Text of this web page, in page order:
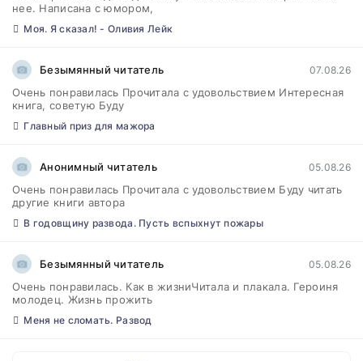
нее. Написана с юмором,
Моя. Я сказал! - Оливия Лейк
Безымянный читатель 07.08.26
Очень понравилась Прочитала с удовольствием Интересная
книга, советую Буду
Главный приз для мажора
Анонимный читатель 05.08.26
Очень понравилась Прочитала с удовольствием Буду читать
другие книги автора
В годовщину развода. Пусть вспыхнут пожары
Безымянный читатель 05.08.26
Очень понравилась. Как в жизниЧитала и плакала. Героиня
молодец. Жизнь прожить
Меня не сломать. Развод